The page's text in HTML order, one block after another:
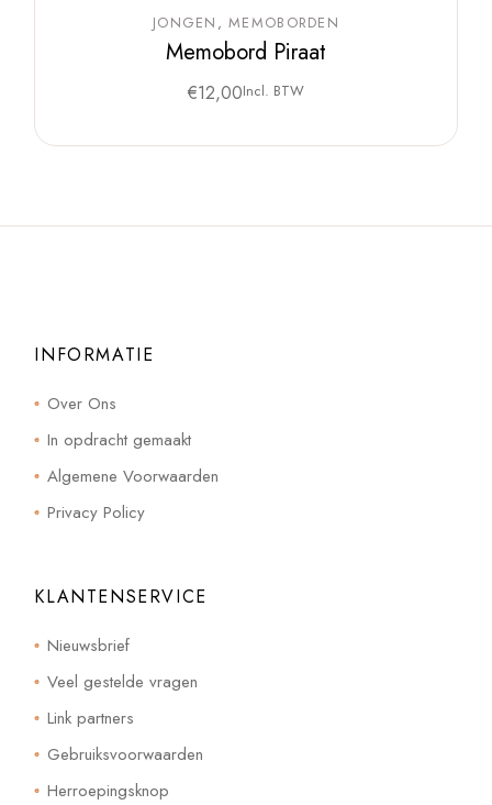
JONGEN MEMOBORDEN
Memobord Piraat
€12,00Incl. BTW
INFORMATIE
Over Ons
In opdracht gemaakt
Algemene Voorwaarden
Privacy Policy
KLANTENSERVICE
Nieuwsbrief
Veel gestelde vragen
Link partners
Gebruiksvoorwaarden
Herroepingsknop